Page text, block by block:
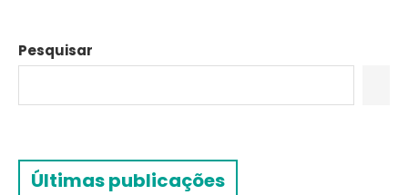
Pesquisar
Últimas publicações